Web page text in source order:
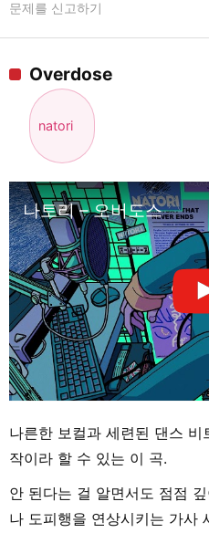
문제를 신고하기
Overdose
natori
나토리 – 오버도스
나른한 보컬과 세련된 댄스
작이라 할 수 있는 이 곡.
안 된다는 걸 알면서도 점점
나 도피행을 연상시키는 가사